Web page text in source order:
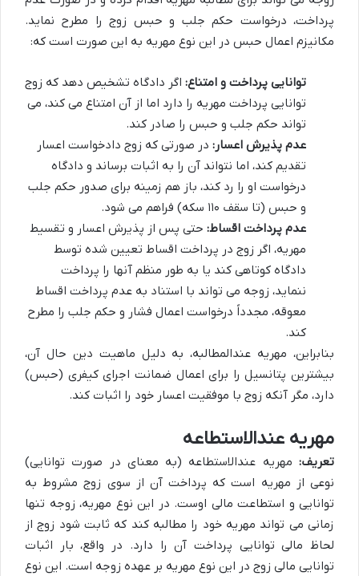
پرداخت، درخواست حکم جلب و حبس زوج را مطرح نماید.
مکانیزم اعمال حبس در این نوع مهریه به این صورت است که:
توانایی پرداخت و امتناع: اگر دادگاه تشخیص دهد که زوج
توانایی پرداخت مهریه را دارد اما از آن امتناع می کند، می
تواند حکم جلب و حبس را صادر کند.
عدم پذیرش اعسار: در صورتی که زوج دادخواست اعسار
تقدیم کند، اما نتواند آن را به اثبات برساند و دادگاه
درخواست او را رد کند، باز هم زمینه برای صدور حکم جلب
و حبس (تا سقف ۱۱۰ سکه) فراهم می شود.
عدم پرداخت اقساط: حتی پس از پذیرش اعسار و تقسیط
مهریه، اگر زوج در پرداخت اقساط تعیین شده توسط
دادگاه کوتاهی کند یا به طور منظم آنها را پرداخت
ننماید، زوجه می تواند با استناد به عدم پرداخت اقساط
معوقه، مجدداً درخواست اعمال فشار و حکم جلب را مطرح
کند.
بنابراین، مهریه عندالمطالبه، به دلیل ماهیت دین حال آن،
بیشترین پتانسیل را برای اعمال ضمانت اجرای کیفری (حبس)
دارد، مگر آنکه زوج با موفقیت اعسار خود را اثبات کند.
مهریه عندالاستطاعه
تعریف: مهریه عندالاستطاعه (به معنای در صورت توانایی)
نوعی از مهریه است که پرداخت آن از سوی زوج مشروط به
توانایی و استطاعت مالی اوست. در این نوع مهریه، زوجه تنها
زمانی می تواند مهریه خود را مطالبه کند که ثابت شود زوج از
لحاظ مالی توانایی پرداخت آن را دارد. در واقع، بار اثبات
توانایی مالی زوج در این نوع مهریه بر عهده زوجه است. این نوع